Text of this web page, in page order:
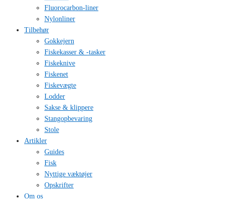
Fluorocarbon-liner
Nylonliner
Tilbehør
Gokkejern
Fiskekasser & -tasker
Fiskeknive
Fiskenet
Fiskevægte
Lodder
Sakse & klippere
Stangopbevaring
Stole
Artikler
Guides
Fisk
Nyttige væktøjer
Opskrifter
Om os